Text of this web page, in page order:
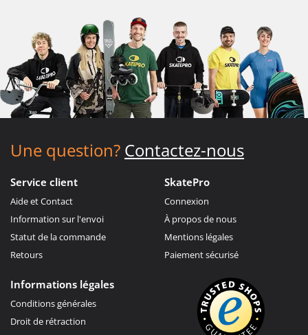
Une question? Contactez-nous
Service client
Aide et Contact
Information sur l'envoi
Statut de la commande
Retours
SkatePro
Connexion
À propos de nous
Mentions légales
Paiement sécurisé
Informations légales
Conditions générales
Droit de rétraction